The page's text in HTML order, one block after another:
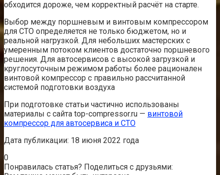
обходится дороже, чем корректный расчёт на старте.
Выбор между поршневым и винтовым компрессором
для СТО определяется не только бюджетом, но и
реальной нагрузкой. Для небольших мастерских с
умеренным потоком клиентов достаточно поршневого
решения. Для автосервисов с высокой загрузкой и
круглосуточным режимом работы более рационален
винтовой компрессор с правильно рассчитанной
системой подготовки воздуха
При подготовке статьи частично использованы
материалы с сайта top-compressor.ru — винтовой
компрессор для автосервиса и СТО
Дата публикации: 18 июня 2022 года
0
Понравилась статья? Поделиться с друзьями: